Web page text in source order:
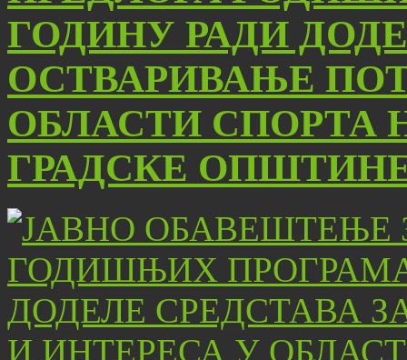
ГОДИНУ РАДИ
ОСТВАРИВАЊЕ
ОБЛАСТИ СПОРТА
ГРАДСКЕ